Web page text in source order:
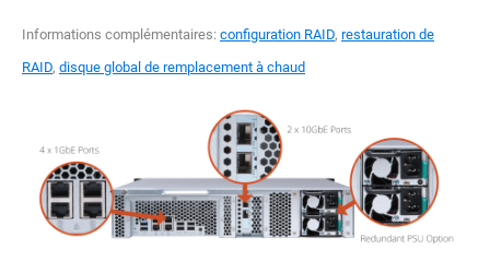
Informations complémentaires: configuration RAID, restauration de
RAID, disque global de remplacement à chaud